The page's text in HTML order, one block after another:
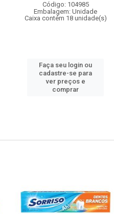
Código: 104985
Embalagem: Unidade
Caixa contém 18 unidade(s)
Faça seu login ou
cadastre-se para
ver preços e
comprar